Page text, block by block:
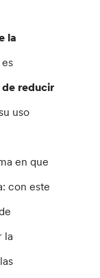
la
reducir
uso
en que
con este
la